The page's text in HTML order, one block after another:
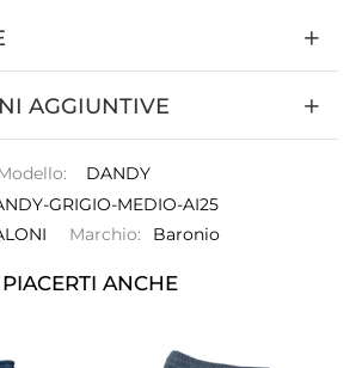
AGGIUNTIVE
DANDY
GRIGIO-MEDIO-AI25
Marchio: Baronio
ANCHE